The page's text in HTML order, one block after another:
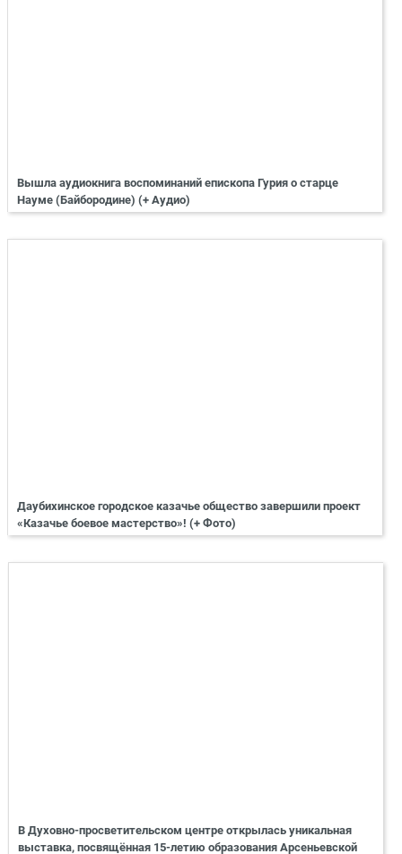
Вышла аудиокнига воспоминаний епископа Гурия о старце
Науме (Байбородине) (+ Аудио)
Даубихинское городское казачье общество завершили проект
«Казачье боевое мастерство»! (+ Фото)
В Духовно-просветительском центре открылась уникальная
выставка, посвящённая 15-летию образования Арсеньевской